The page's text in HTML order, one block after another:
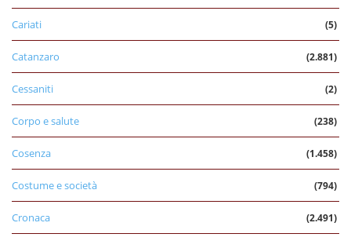
Cariati (5)
Catanzaro (2.881)
Cessaniti (2)
Corpo e salute (238)
Cosenza (1.458)
Costume e società (794)
Cronaca (2.491)